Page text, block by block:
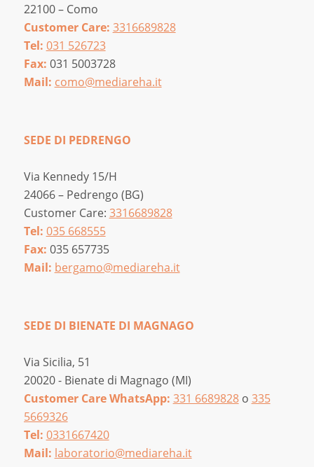
22100 – Como
Customer Care: 3316689828
Tel: 031 526723
Fax: 031 5003728
Mail: como@mediareha.it
SEDE DI PEDRENGO
Via Kennedy 15/H
24066 – Pedrengo (BG)
Customer Care: 3316689828
Tel: 035 668555
Fax: 035 657735
Mail: bergamo@mediareha.it
SEDE DI BIENATE DI MAGNAGO
Via Sicilia, 51
20020 - Bienate di Magnago (MI)
Customer Care WhatsApp: 331 6689828o 335
5669326
Tel: 0331667420
Mail: laboratorio@mediareha.it